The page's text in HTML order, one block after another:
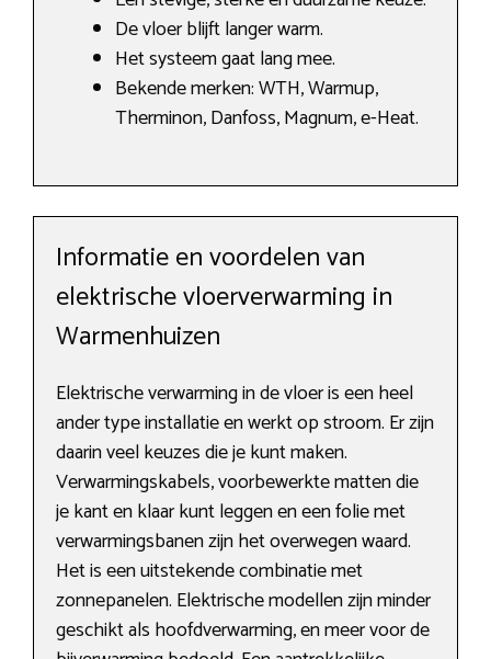
De vloer blijft langer warm.
Het systeem gaat lang mee.
Bekende merken: WTH, Warmup,
Therminon, Danfoss, Magnum, e-Heat.
Informatie en voordelen van
elektrische vloerverwarming in
Warmenhuizen
Elektrische verwarming in de vloer is een heel
ander type installatie en werkt op stroom. Er zijn
daarin veel keuzes die je kunt maken.
Verwarmingskabels, voorbewerkte matten die
je kant en klaar kunt leggen en een folie met
verwarmingsbanen zijn het overwegen waard.
Het is een uitstekende combinatie met
zonnepanelen. Elektrische modellen zijn minder
geschikt als hoofdverwarming, en meer voor de